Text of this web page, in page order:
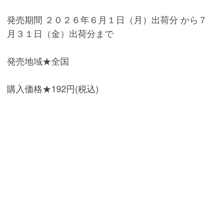
発売期間 ２０２６年６月１日（月）出荷分 から７
月３１日（金）出荷分まで
発売地域★全国
購入価格★192円(税込)